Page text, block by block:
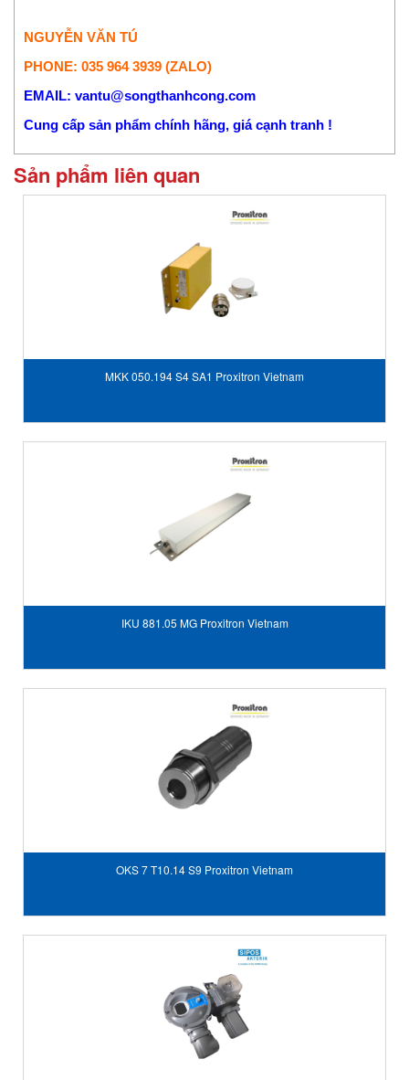
NGUYỄN VĂN TÚ
PHONE: 035 964 3939 (ZALO)
EMAIL: vantu@songthanhcong.com
Cung cấp sản phẩm chính hãng, giá cạnh tranh !
Sản phẩm liên quan
MKK 050.194 S4 SA1 Proxitron Vietnam
IKU 881.05 MG Proxitron Vietnam
OKS 7 T10.14 S9 Proxitron Vietnam